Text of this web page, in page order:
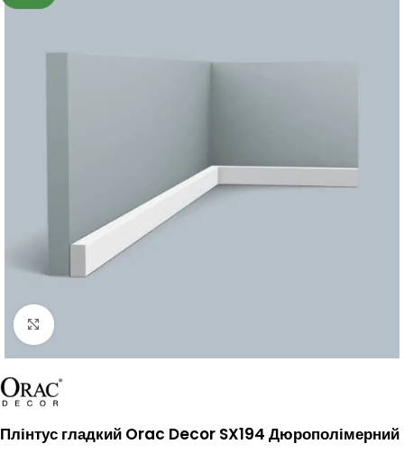
Клацніть, щоб збільшити
Плінтус гладкий Orac Decor SX194 Дюрополімерний